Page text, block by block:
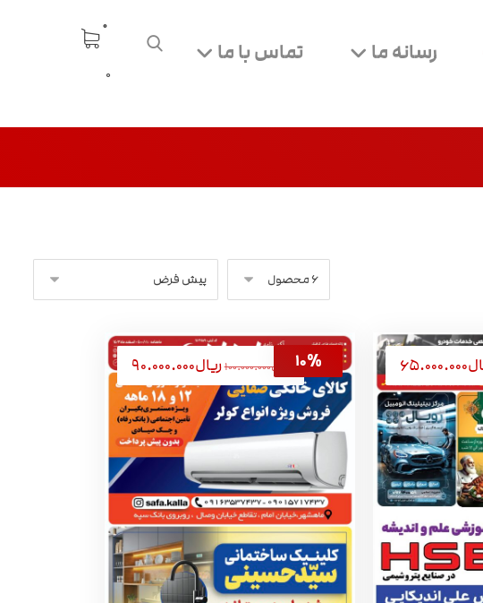
0
رسانه ما تماس با ما
۶۵.۰۰۰.۰۰۰ ریال۱۰۰.۰۰۰.۰۰۰ریال۹۰.۰۰۰.۰۰۰
۱۰%